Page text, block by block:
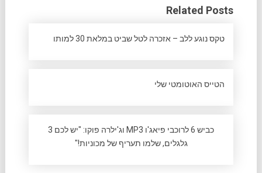
Related Posts
טקס נוגע ללב – אזכרה לטל שביט במלאת 30 למותו
הטייס האוטומטי שלי
כביש 6 לרוכבי פיאג'ו MP3 וג'ילרה פוקו: "יש לכם 3
גלגלים, שלמו תעריף של מכוניות!"